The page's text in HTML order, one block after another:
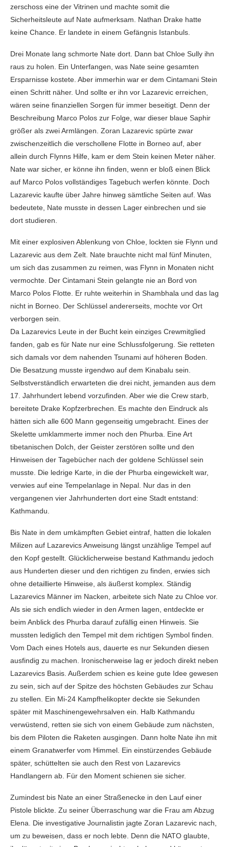
zerschoss eine der Vitrinen und machte somit die
Sicherheitsleute auf Nate aufmerksam. Nathan Drake hatte
keine Chance. Er landete in einem Gefängnis Istanbuls.
Drei Monate lang schmorte Nate dort. Dann bat Chloe Sully ihn
raus zu holen. Ein Unterfangen, was Nate seine gesamten
Ersparnisse kostete. Aber immerhin war er dem Cintamani Stein
einen Schritt näher. Und sollte er ihn vor Lazarevic erreichen,
wären seine finanziellen Sorgen für immer beseitigt. Denn der
Beschreibung Marco Polos zur Folge, war dieser blaue Saphir
größer als zwei Armlängen. Zoran Lazarevic spürte zwar
zwischenzeitlich die verschollene Flotte in Borneo auf, aber
allein durch Flynns Hilfe, kam er dem Stein keinen Meter näher.
Nate war sicher, er könne ihn finden, wenn er bloß einen Blick
auf Marco Polos vollständiges Tagebuch werfen könnte. Doch
Lazarevic kaufte über Jahre hinweg sämtliche Seiten auf. Was
bedeutete, Nate musste in dessen Lager einbrechen und sie
dort studieren.
Mit einer explosiven Ablenkung von Chloe, lockten sie Flynn und
Lazarevic aus dem Zelt. Nate brauchte nicht mal fünf Minuten,
um sich das zusammen zu reimen, was Flynn in Monaten nicht
vermochte. Der Cintamani Stein gelangte nie an Bord von
Marco Polos Flotte. Er ruhte weiterhin in Shambhala und das lag
nicht in Borneo. Der Schlüssel andererseits, mochte vor Ort
verborgen sein.
Da Lazarevics Leute in der Bucht kein einziges Crewmitglied
fanden, gab es für Nate nur eine Schlussfolgerung. Sie retteten
sich damals vor dem nahenden Tsunami auf höheren Boden.
Die Besatzung musste irgendwo auf dem Kinabalu sein.
Selbstverständlich erwarteten die drei nicht, jemanden aus dem
17. Jahrhundert lebend vorzufinden. Aber wie die Crew starb,
bereitete Drake Kopfzerbrechen. Es machte den Eindruck als
hätten sich alle 600 Mann gegenseitig umgebracht. Eines der
Skelette umklammerte immer noch den Phurba. Eine Art
tibetanischen Dolch, der Geister zerstören sollte und den
Hinweisen der Tagebücher nach der goldene Schlüssel sein
musste. Die ledrige Karte, in die der Phurba eingewickelt war,
verwies auf eine Tempelanlage in Nepal. Nur das in den
vergangenen vier Jahrhunderten dort eine Stadt entstand:
Kathmandu.
Bis Nate in dem umkämpften Gebiet eintraf, hatten die lokalen
Milizen auf Lazarevics Anweisung längst unzählige Tempel auf
den Kopf gestellt. Glücklicherweise bestand Kathmandu jedoch
aus Hunderten dieser und den richtigen zu finden, erwies sich
ohne detaillierte Hinweise, als äußerst komplex. Ständig
Lazarevics Männer im Nacken, arbeitete sich Nate zu Chloe vor.
Als sie sich endlich wieder in den Armen lagen, entdeckte er
beim Anblick des Phurba darauf zufällig einen Hinweis. Sie
mussten lediglich den Tempel mit dem richtigen Symbol finden.
Vom Dach eines Hotels aus, dauerte es nur Sekunden diesen
ausfindig zu machen. Ironischerweise lag er jedoch direkt neben
Lazarevics Basis. Außerdem schien es keine gute Idee gewesen
zu sein, sich auf der Spitze des höchsten Gebäudes zur Schau
zu stellen. Ein Mi-24 Kampfhelikopter deckte sie Sekunden
später mit Maschinengewehrsalven ein. Halb Kathmandu
verwüstend, retten sie sich von einem Gebäude zum nächsten,
bis dem Piloten die Raketen ausgingen. Dann holte Nate ihn mit
einem Granatwerfer vom Himmel. Ein einstürzendes Gebäude
später, schüttelten sie auch den Rest von Lazarevics
Handlangern ab. Für den Moment schienen sie sicher.
Zumindest bis Nate an einer Straßenecke in den Lauf einer
Pistole blickte. Zu seiner Überraschung war die Frau am Abzug
Elena. Die investigative Journalistin jagte Zoran Lazarevic nach,
um zu beweisen, dass er noch lebte. Denn die NATO glaubte,